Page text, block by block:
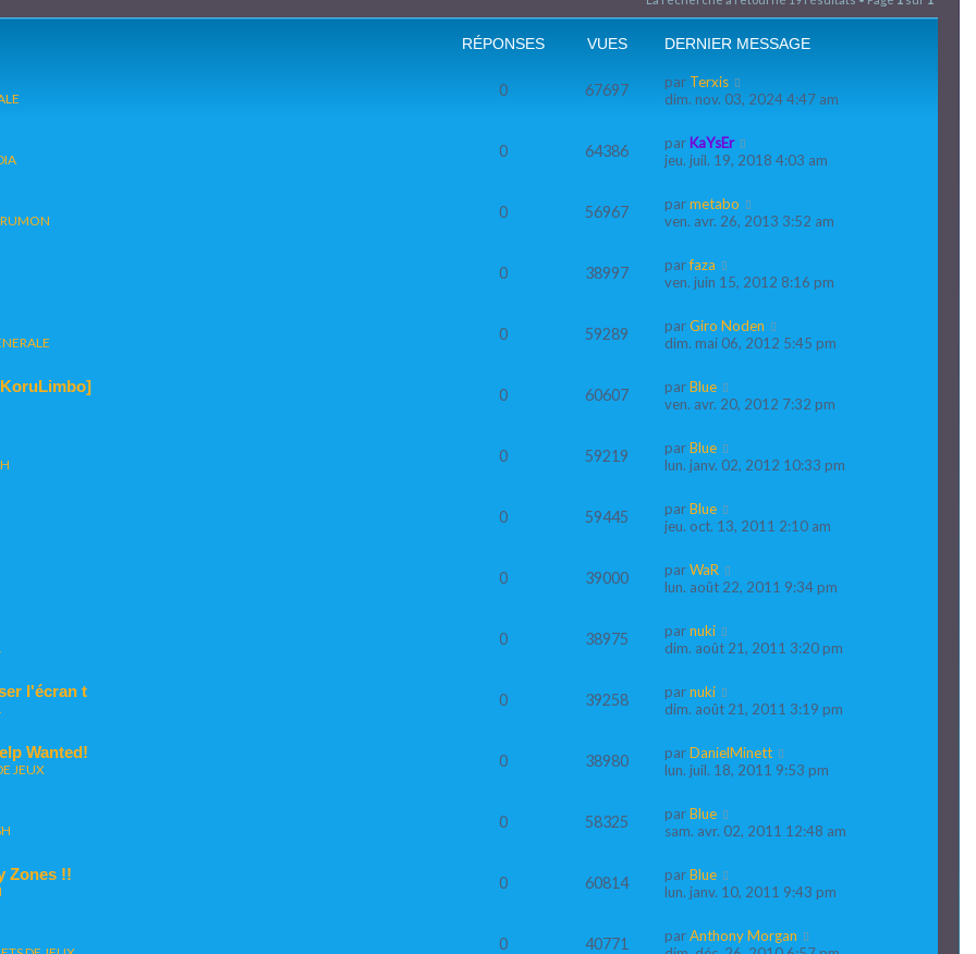
RÉPONSES VUES DERNIER MESSAGE
0 67697 par Terxis
dim. nov. 03, 2024 4:47 am
0 64386 par KaYsEr
jeu. juil. 19, 2018 4:03 am
0 56967 parmetabo
ven. avr. 26, 2013 3:52 am
0 38997 parfaza
ven. juin 15, 2012 8:16 pm
0 59289 parGiro Noden
dim. mai 06, 2012 5:45 pm
0 60607 parBlue
ven. avr. 20, 2012 7:32 pm
0 59219 parBlue
lun. janv. 02, 2012 10:33 pm
0 59445 parBlue
jeu. oct. 13, 2011 2:10 am
0 39000 parWaR
lun. août 22, 2011 9:34 pm
0 38975 parnuki
dim. août 21, 2011 3:20 pm
l'écran t 0 39258 parnuki
dim. août 21, 2011 3:19 pm
Wanted!
JEUX 0 38980 parDanielMinett
lun. juil. 18, 2011 9:53 pm
0 58325 parBlue
sam. avr. 02, 2011 12:48 am
Zones !! 0 60814 parBlue
lun. janv. 10, 2011 9:43 pm
0 40771 parAnthony Morgan